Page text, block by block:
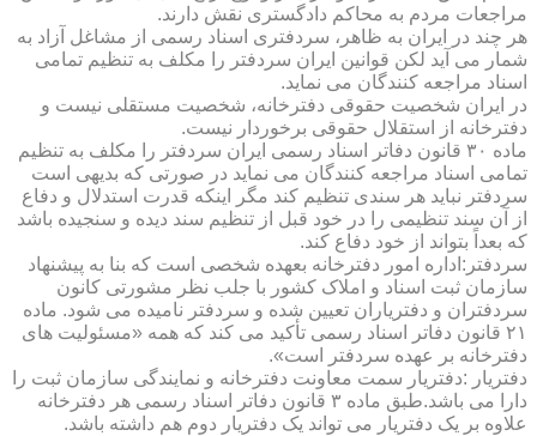
مراجعات مردم به محاکم دادگستری نقش دارند.
هر چند در ایران به ظاهر، سردفتری اسناد رسمی از مشاغل آزاد به
شمار می آید لکن قوانین ایران سردفتر را مکلف به تنظیم تمامی
اسناد مراجعه کنندگان می نماید.
در ایران شخصیت حقوقی دفترخانه، شخصیت مستقلی نیست و
دفترخانه از استقلال حقوقی برخوردار نیست.
ماده ۳۰ قانون دفاتر اسناد رسمی ایران سردفتر را مکلف به تنظیم
تمامی اسناد مراجعه کنندگان می نماید در صورتی که بدیهی است
سردفتر نباید هر سندی تنظیم کند مگر اینکه قدرت استدلال و دفاع
از آن سند تنظیمی را در خود قبل از تنظیم سند دیده و سنجیده باشد
که بعداً بتواند از خود دفاع کند.
سردفتر:اداره امور دفترخانه بعهده شخصی است که بنا به پیشنهاد
سازمان ثبت اسناد و املاک کشور با جلب نظر مشورتی کانون
سردفتران و دفتریاران تعیین شده و سردفتر نامیده می شود. ماده
۲۱ قانون دفاتر اسناد رسمی تأکید می کند که همه «مسئولیت های
دفترخانه بر عهده سردفتر است».
دفتریار :دفتریار سمت معاونت دفترخانه و نمایندگی سازمان ثبت را
دارا می باشد.طبق ماده ۳ قانون دفاتر اسناد رسمی هر دفترخانه
علاوه بر یک دفتریار می تواند یک دفتریار دوم هم داشته باشد.